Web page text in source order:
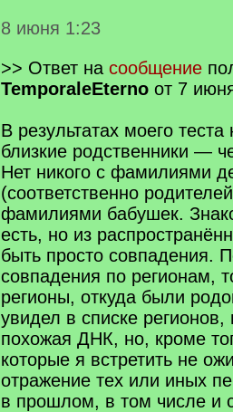
8 июня 1:23
>> Ответ на сообщение
TemporaleEterno от 7
В результатах моего
близкие родственники —
Нет никого с фамилиями
(соответственно
фамилиями бабушек.
есть, но из
быть просто совпадения.
совпадения по регионам,
регионы, откуда были
увидел в списке
похожая ДНК, но, кроме
которые я встретить не
отражение тех или иных
в прошлом, в том числе и